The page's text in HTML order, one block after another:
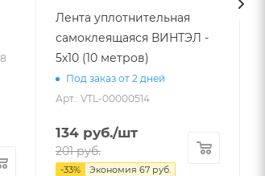
Лента уплотнительная
самоклеящаяся ВИНТЭЛ -
5х10 (10 метров)
Под заказ от 2 дней
Арт.: VTL-00000514
134 руб./шт
201руб.
-33% Экономия 67 руб.